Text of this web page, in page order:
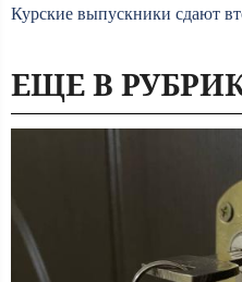
Курские выпускники сдают
ЕЩЕ В